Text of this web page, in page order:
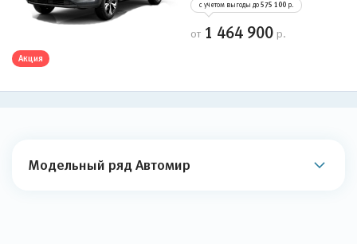
с учетом выгоды до 575 100 р.
от 1 464 900 р.
Акция
Модельный ряд Автомир